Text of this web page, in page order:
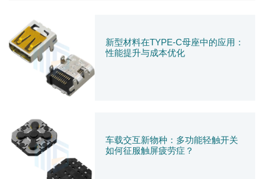
新型材料在TYPE-C母座中的应用：
性能提升与成本优化
车载交互新物种：多功能轻触开关
如何征服触屏疲劳症？